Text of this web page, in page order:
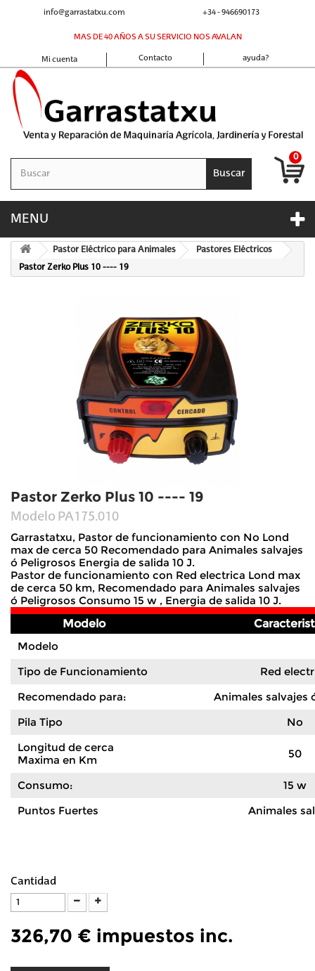
+34 - 946690173
info@garrastatxu.com
MAS DE 40 AÑOS A SU SERVICIO NOS AVALAN
ayuda?
Contacto
Mi cuenta
Buscar
0
MENU
Pastor Eléctrico para Animales Pastores Eléctricos
Pastor Zerko Plus 10 ---- 19
Pastor Zerko Plus 10 ---- 19
Modelo PA175.010
Garrastatxu, Pastor de funcionamiento con No Lond
max de cerca 50 Recomendado para Animales salvajes
ó Peligrosos Energia de salida 10 J.
Pastor de funcionamiento con Red electrica Lond max
de cerca 50 km, Recomendado para Animales salvajes
ó Peligrosos Consumo 15 w , Energia de salida 10 J.
Modelo
Modelo
Tipo de Funcionamiento
Red
Recomendado para:
Animales salvajes
Pila Tipo
No
Longitud de cerca
Maxima en Km
50
Consumo:
15 w
Puntos Fuertes
Animales
Cantidad
326,70 € impuestos inc.